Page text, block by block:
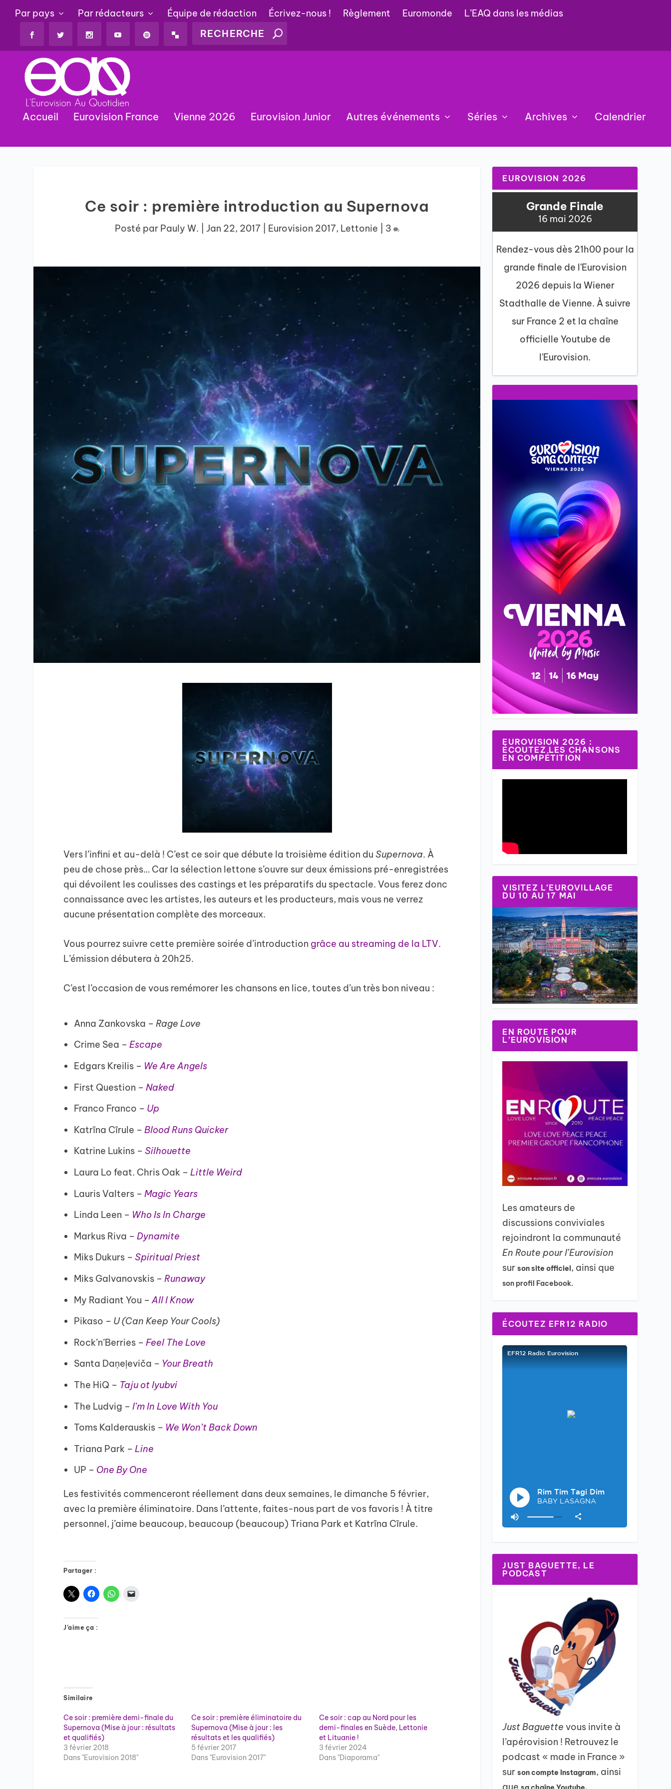
Par pays Par rédacteurs Équipe de rédaction Écrivez-nous ! Règlement Euromonde L’EAQ dans les médias
Accueil Eurovision France Vienne 2026 Eurovision Junior Autres événements Séries Archives Calendrier
Ce soir : première introduction au Supernova
Posté par Pauly W. Jan 22, 2017| Eurovision 2017, Lettonie 3
Vers l’infini et au-delà ! C’est ce soir que débute la troisième édition duSupernova. À
peu de chose près… Car la sélection lettone s’ouvre sur deux émissions pré-enregistrées
qui dévoilent les coulisses des castings et les préparatifs du spectacle. Vous ferez donc
connaissance avec les artistes, les auteurs et les producteurs, mais vous ne verrez
aucune présentation complète des morceaux.
Vous pourrez suivre cette première soirée d’introduction grâce au streaming de la LTV.
L’émission débutera à 20h25.
C’est l’occasion de vous remémorer les chansons en lice, toutes d’un très bon niveau :
Anna Zankovska – Rage Love
Crime Sea – Escape
Edgars Kreilis – We Are Angels
First Question – Naked
Franco Franco – Up
Katrīna Cīrule – Blood Runs Quicker
Katrine Lukins – Silhouette
Laura Lo feat. Chris Oak – Little Weird
Lauris Valters – Magic Years
Linda Leen – Who Is In Charge
Markus Riva – Dynamite
Miks Dukurs – Spiritual Priest
Miks Galvanovskis – Runaway
My Radiant You –All I Know
Pikaso – U (Can Keep Your Cools)
Rock’n’Berries – Feel The Love
Santa Daņeļeviča – Your Breath
The HiQ – Taju ot lyubvi
The Ludvig – I’m In Love With You
Toms Kalderauskis – We Won’t Back Down
Triana Park – Line
UP – One By One
Les festivités commenceront réellement dans deux semaines, le dimanche 5 février,
avec la première éliminatoire. Dans l’attente, faites-nous part de vos favoris ! À titre
personnel, j’aime beaucoup, beaucoup (beaucoup) Triana Park et Katrīna Cīrule.
Partager :
J’aime ça :
Similaire
Ce soir : première demi-finale du
Supernova (Mise à jour : résultats
et qualifiés)
3 février 2018
Dans "Eurovision 2018"
Ce soir : première éliminatoire du
Supernova (Mise à jour : les
résultats et les qualifiés)
5 février 2017
Dans "Eurovision 2017"
Ce soir : cap au Nord pour les
demi-finales en Suède, Lettonie
et Lituanie !
3 février 2024
Dans "Diaporama"
EUROVISION 2026
Grande Finale
16 mai 2026
Rendez-vous dès 21h00 pour la
grande finale de l'Eurovision
2026 depuis la Wiener
Stadthalle de Vienne. À suivre
sur France 2 et la chaîne
officielle Youtube de
l'Eurovision.
EUROVISION 2026 :
ÉCOUTEZ LES CHANSONS
EN COMPÉTITION
VISITEZ L’EUROVILLAGE
DU 10 AU 17 MAI
EN ROUTE POUR
L’EUROVISION
Les amateurs de
discussions conviviales
rejoindront la communauté
En Route pour l’Eurovision
surson site officiel, ainsi que
son profil Facebook.
ÉCOUTEZ EFR12 RADIO
JUST BAGUETTE, LE
PODCAST
Just Baguettevous invite à
l’apérovision ! Retrouvez le
podcast « made in France »
surson compte Instagram, ainsi